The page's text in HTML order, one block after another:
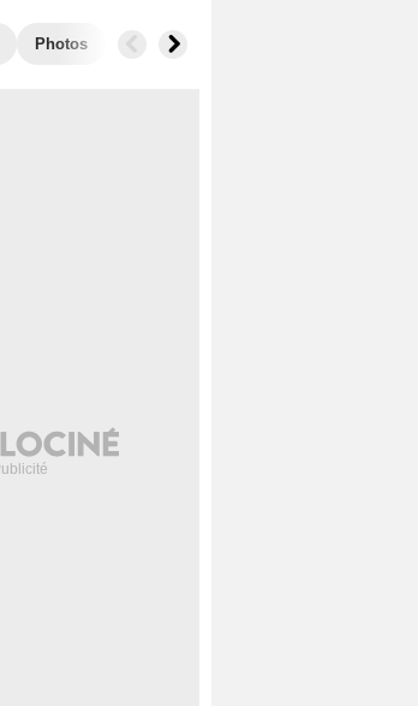
Photos Box Office